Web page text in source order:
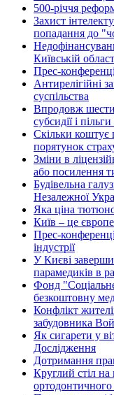
500-річчя
Захист
попадання до
Київській
Прес-
Антирелігійні
суспільства
Впродовж шести
субсидії і
Скільки
порятунок
Зміни в
або посилення
Будівельна
Незалежної
Яка ціна
Київ – це
Прес-
індустрії
У Києві
парамедиків в
Фонд
безкоштовну
Конфлікт
забудовника
Як сигарети у
Дослідження
Дотримання
Круглий стіл
ортодонтичного